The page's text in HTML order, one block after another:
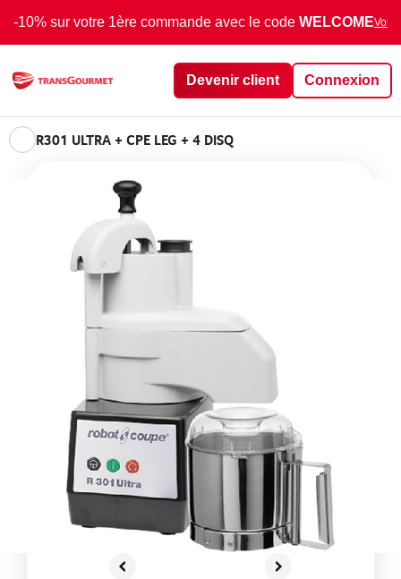
-10% sur votre 1ère commande avec le code WELCOMEVoir
Devenir client Connexion
R301 ULTRA + CPE LEG + 4 DISQ